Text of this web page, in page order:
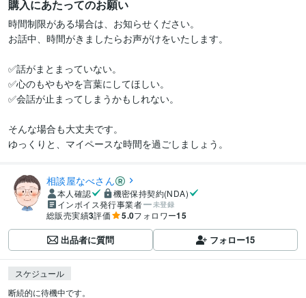
購入にあたってのお願い
時間制限がある場合は、お知らせください。
お話中、時間がきましたらお声がけをいたします。
✅話がまとまっていない。
✅心のもやもやを言葉にしてほしい。
✅会話が止まってしまうかもしれない。
そんな場合も大丈夫です。
ゆっくりと、マイペースな時間を過ごしましょう。
相談屋なべさん
本人確認
機密保持契約(NDA)
インボイス発行事業者
未登録
総販売実績3評価 5.0フォロワー15
出品者に質問 フォロー15
スケジュール
断続的に待機中です。